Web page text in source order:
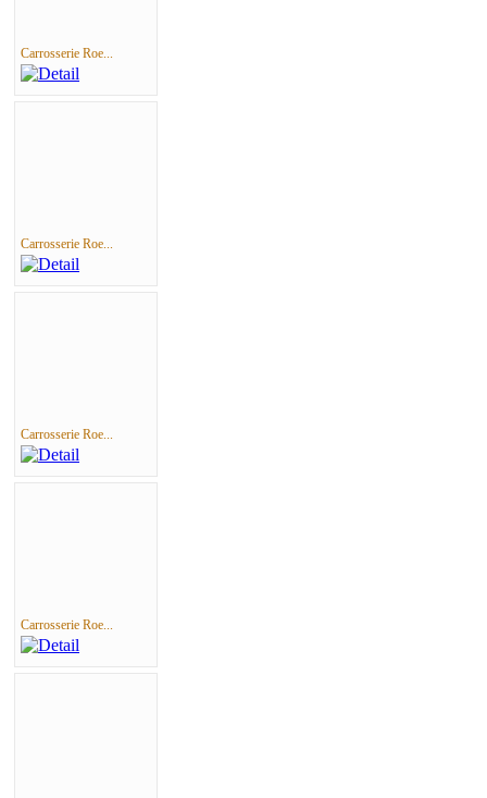
Carrosserie Roe...
Carrosserie Roe...
Carrosserie Roe...
Carrosserie Roe...